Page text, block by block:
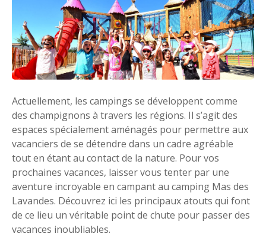
Actuellement, les campings se développent comme
des champignons à travers les régions. Il s’agit des
espaces spécialement aménagés pour permettre aux
vacanciers de se détendre dans un cadre agréable
tout en étant au contact de la nature. Pour vos
prochaines vacances, laisser vous tenter par une
aventure incroyable en campant au camping Mas des
Lavandes. Découvrez ici les principaux atouts qui font
de ce lieu un véritable point de chute pour passer des
vacances inoubliables.